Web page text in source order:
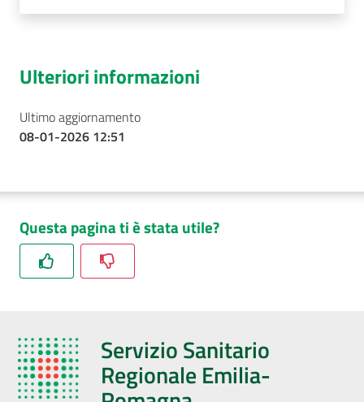
Ulteriori informazioni
Ultimo aggiornamento
08-01-2026 12:51
Questa pagina ti è stata utile?
Servizio Sanitario
Regionale Emilia-